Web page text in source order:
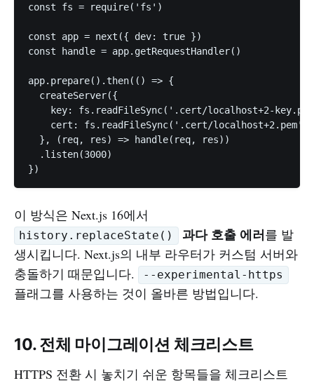
const fs = require('fs')
const app = next({ dev: true })
const handle = app.getRequestHandler()
app.prepare().then(() => {
  createServer({
key: fs.readFileSync('.cert/localhost+2-
    cert: fs.readFileSync('.cert/localhost+2.pem'),
  }, (req, res) => handle(req, res))
  .listen(3000)
이 방식은 Next.js 16에서
history.replaceState() 과다 호출 에러를 발
생시킵니다. Next.js의 내부 라우터가 커스텀 서버와
충돌하기 때문입니다.
--experimental-https
플래그를 사용하는 것이 올바른 방법입니다.
10. 전체 마이그레이션 체크리스트
HTTPS 전환 시 놓치기 쉬운 항목들을 체크리스트